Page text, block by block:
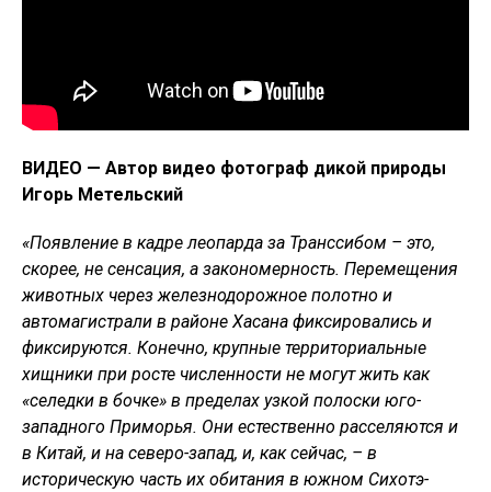
ВИДЕО — Автор видео фотограф дикой природы
Игорь Метельский
«Появление в кадре леопарда за Транссибом – это,
скорее, не сенсация, а закономерность. Перемещения
животных через железнодорожное полотно и
автомагистрали в районе Хасана фиксировались и
фиксируются. Конечно, крупные территориальные
хищники при росте численности не могут жить как
«селедки в бочке» в пределах узкой полоски юго-
западного Приморья. Они естественно расселяются и
в Китай, и на северо-запад, и, как сейчас, – в
историческую часть их обитания в южном Сихотэ-